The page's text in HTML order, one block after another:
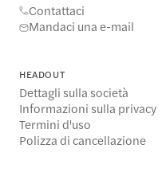
Contattaci
Mandaci una e-mail
HEADOUT
Dettagli sulla società
Informazioni sulla privacy
Termini d'uso
Polizza di cancellazione